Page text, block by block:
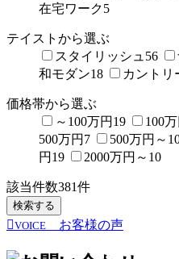
在宅ワーク5
テイストから選ぶ
スタイリッシュ 56
和モダン18 カントリ
価格帯から選ぶ
～100万円 19 100
500万円 7 500万円～
円 19 2000万円～ 10
該当件数381件
検索する
VOICE
お客様の声